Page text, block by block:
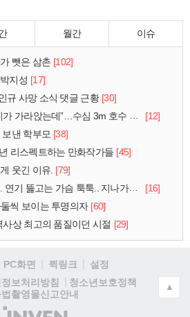
월간 이슈
뺏은 삼촌 [102]
지성 [17]
규 사망 소식 댓글 근황 [30]
앉는데”…수심 3m 호수 뛰어든 60대 의인
[12]
보낸 학부모 [38]
리스펙트하는 만화작가들 [45]
웃긴 이유. [79]
뚫고는 가슴 툭툭.. 지나가던 아재의 정체
[16]
씩 보이는 투명의자 [60]
사상 최고의 품질이던 시절 [29]
PC화면 퀵링크
설정
보처리방침
청소년보호정책
법촬영물신고안내
(주)
▲